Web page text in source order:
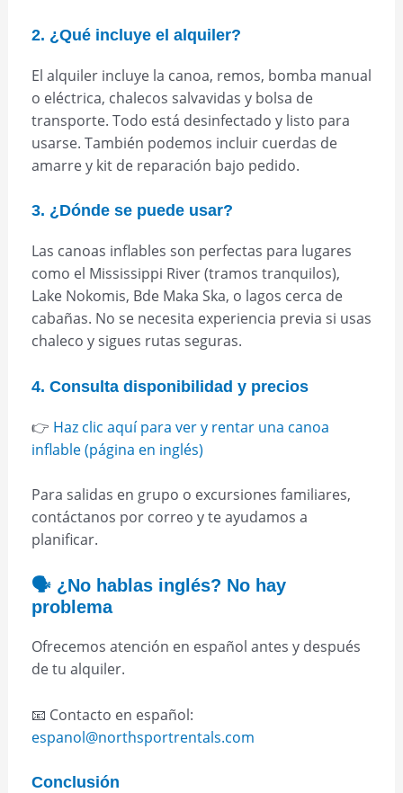
2. ¿Qué incluye el alquiler?
El alquiler incluye la canoa, remos, bomba manual
o eléctrica, chalecos salvavidas y bolsa de
transporte. Todo está desinfectado y listo para
usarse. También podemos incluir cuerdas de
amarre y kit de reparación bajo pedido.
3. ¿Dónde se puede usar?
Las canoas inflables son perfectas para lugares
como el Mississippi River (tramos tranquilos),
Lake Nokomis, Bde Maka Ska, o lagos cerca de
cabañas. No se necesita experiencia previa si usas
chaleco y sigues rutas seguras.
4. Consulta disponibilidad y precios
👉 Haz clic aquí para ver y rentar una canoa
inflable (página en inglés)
Para salidas en grupo o excursiones familiares,
contáctanos por correo y te ayudamos a
planificar.
🗣️ ¿No hablas inglés? No hay
problema
Ofrecemos atención en español antes y después
de tu alquiler.
📧 Contacto en español:
espanol@northsportrentals.com
Conclusión